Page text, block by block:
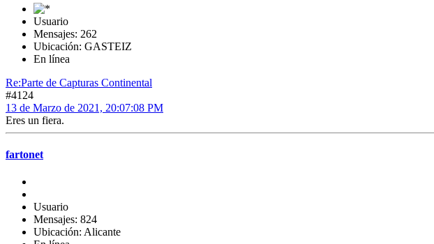
Usuario
Mensajes: 262
Ubicación: GASTEIZ
En línea
Re:Parte de Capturas Continental
#4124
13 de Marzo de 2021, 20:07:08 PM
Eres un fiera.
fartonet
Usuario
Mensajes: 824
Ubicación: Alicante